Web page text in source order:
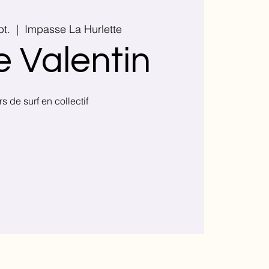
  |
Impasse La Hurlette
Valentin
de surf en collectif